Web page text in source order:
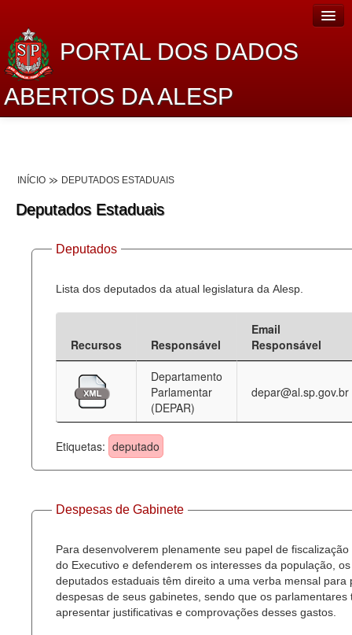
PORTAL DOS DADOS
ABERTOS DA ALESP
Lei de Acesso à Informação
Dados Governamentais Abertos
Planejamento
Catálogo de dados
Processo Legislativo
Deputados Estaduais
Administração
Legislação
Agenda
Perguntas frequentes
INÍCIO DEPUTADOS ESTADUAIS
Deputados Estaduais
Deputados
Lista dos deputados da atual legislatura da Alesp.
Recursos Responsável
Email
Responsável
Departamento
Parlamentar
(DEPAR)
depar@al.sp.gov.br
Etiquetas: deputado
Despesas de Gabinete
Para desenvolverem plenamente seu papel de fiscalização
do Executivo e defenderem os interesses da população, os
deputados estaduais têm direito a uma verba mensal para
despesas de seus gabinetes, sendo que os parlamentares
apresentar justificativas e comprovações desses gastos.